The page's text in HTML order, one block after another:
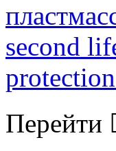
second
Перейти